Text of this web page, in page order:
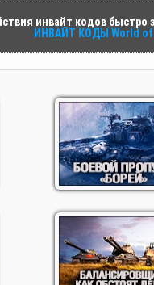
инвайт кодов быстро
ИНВАЙТ КОДЫ World